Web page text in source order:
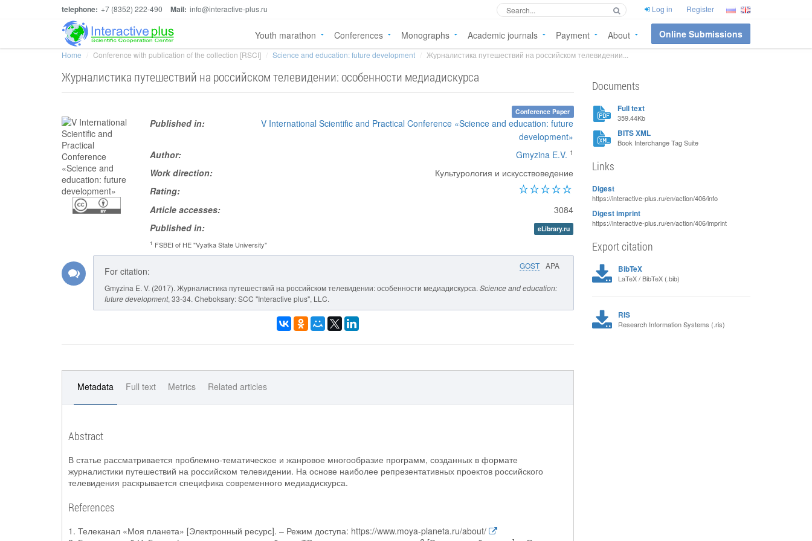
telephone: +7 (8352) 222-490 Mail: info@interactive-plus.ru Log in Register
Youth marathon Conferences Monographs Academic journals Payment About Online Submissions
Home Conference with publication of the collection [RSCI] Science and education: future development Журналистика путешествий на российском телевидении...
Журналистика путешествий на российском телевидении: особенности медиадискурса
Conference Paper
Published in:
V International Scientific and Practical Conference «Science and education: future
development»
Author:
Gmyzina E.V. 1
Work direction:
Культурология и искусствоведение
Rating:
Article accesses:
3084
Published in:
eLibrary.ru
1 FSBEI of HE "Vyatka State University"
GOST APA
For citation:
Gmyzina E. V. (2017). Журналистика путешествий на российском телевидении: особенности медиадискурса. Science and education:
future development, 33-34. Cheboksary: SCC "Interactive plus", LLC.
Metadata Full text Metrics Related articles
Abstract
В статье рассматривается проблемно-тематическое и жанровое многообразие программ, созданных в формате
журналистики путешествий на российском телевидении. На основе наиболее репрезентативных проектов российского
телевидения раскрывается специфика современного медиадискурса.
References
1. Телеканал «Моя планета» [Электронный ресурс]. – Режим доступа: https://www.moya-planeta.ru/about/
Documents
Full text
359.44Kb
BITS XML
Book Interchange Tag Suite
Links
Digest
https://interactive-plus.ru/en/action/406/info
Digest imprint
https://interactive-plus.ru/en/action/406/imprint
Export citation
BibTeX
LaTeX / BibTeX (.bib)
RIS
Research Information Systems (.ris)